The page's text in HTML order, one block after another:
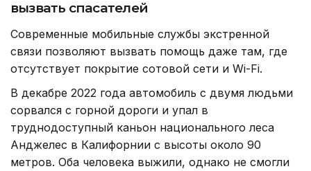
вызвать спасателей
Современные мобильные службы экстренной
связи позволяют вызвать помощь даже там, где
отсутствует покрытие сотовой сети и Wi-Fi.
В декабре 2022 года автомобиль с двумя людьми
сорвался с горной дороги и упал в
труднодоступный каньон национального леса
Анджелес в Калифорнии с высоты около 90
метров. Оба человека выжили, однако не смогли